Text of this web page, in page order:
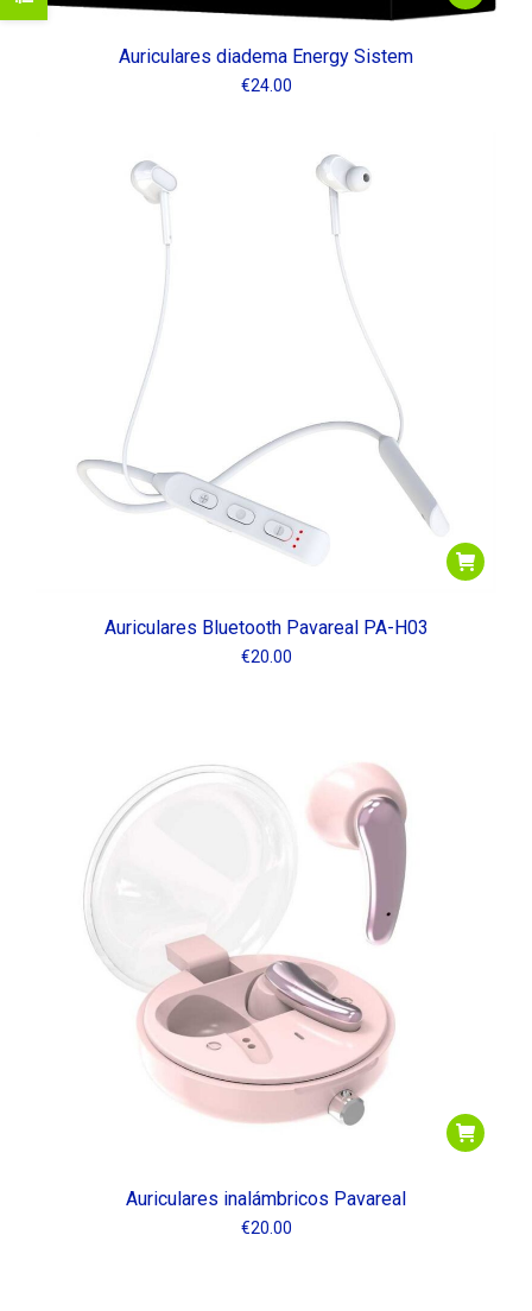
Auriculares diadema Energy Sistem
€24.00
Auriculares Bluetooth Pavareal PA-H03
€20.00
Auriculares inalámbricos Pavareal
€20.00